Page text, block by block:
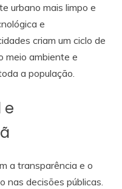
urbano mais limpo e
e
criam um ciclo de
meio ambiente e
a população.
e
a transparência e o
nas decisões públicas.